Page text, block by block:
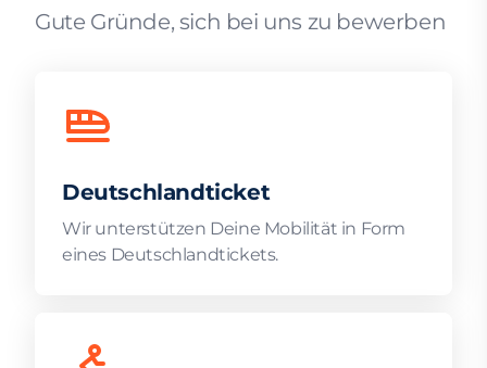
Gute Gründe, sich bei uns zu bewerben
Deutschlandticket
Wir unterstützen Deine Mobilität in Form
eines Deutschlandtickets.